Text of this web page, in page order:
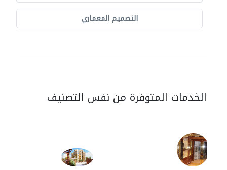
التصميم المعماري
الخدمات المتوفرة من نفس التصنيف